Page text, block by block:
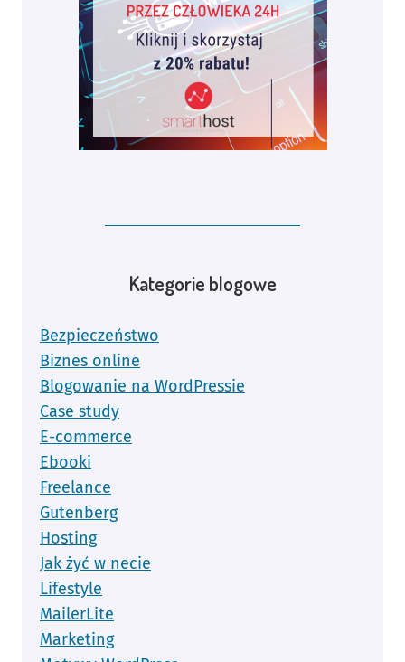
Kategorie blogowe
Bezpieczeństwo
Biznes online
Blogowanie na WordPressie
Case study
E-commerce
Ebooki
Freelance
Gutenberg
Hosting
Jak żyć w necie
Lifestyle
MailerLite
Marketing